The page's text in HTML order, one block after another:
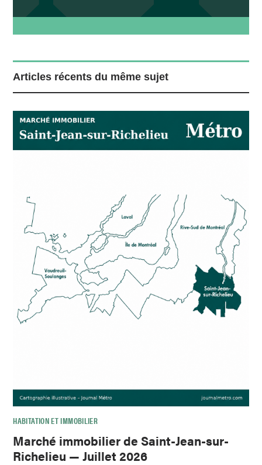
Articles récents du même sujet
HABITATION ET IMMOBILIER
Marché immobilier de Saint-Jean-sur-
Richelieu — Juillet 2026